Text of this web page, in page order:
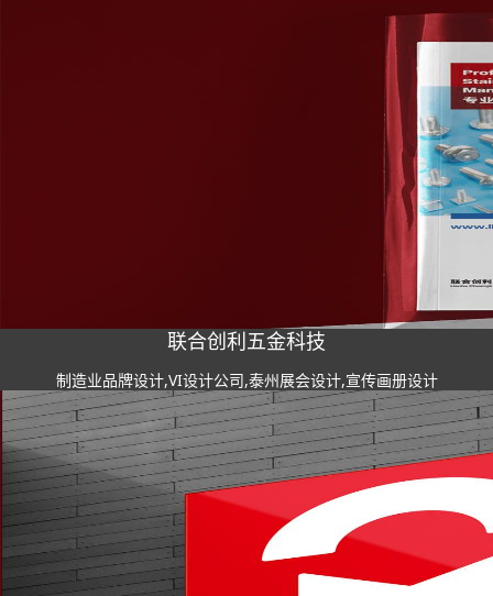
联合创利五金科技
制造业品牌设计,VI设计公司,泰州展会设计,宣传画册设计